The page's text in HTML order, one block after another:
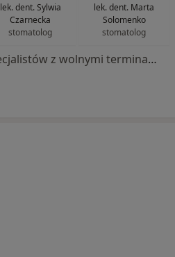
lek. dent. Sylwia
Czarnecka
stomatolog
lek. dent. Marta
Solomenko
stomatolog
Brak dostępnych specjalistów z wolnymi terminami w tym centrum medycznym.